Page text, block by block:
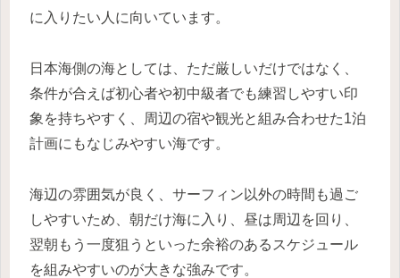
に入りたい人に向いています。
日本海側の海としては、ただ厳しいだけではなく、
条件が合えば初心者や初中級者でも練習しやすい印
象を持ちやすく、周辺の宿や観光と組み合わせた1泊
計画にもなじみやすい海です。
海辺の雰囲気が良く、サーフィン以外の時間も過ご
しやすいため、朝だけ海に入り、昼は周辺を回り、
翌朝もう一度狙うといった余裕のあるスケジュール
を組みやすいのが大きな強みです。